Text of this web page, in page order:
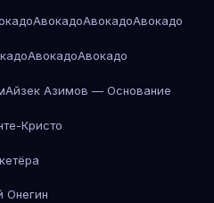
АвокадоАвокадоАвокадо
АвокадоАвокадо
Айзек Азимов — Основание
Кристо
Онегин